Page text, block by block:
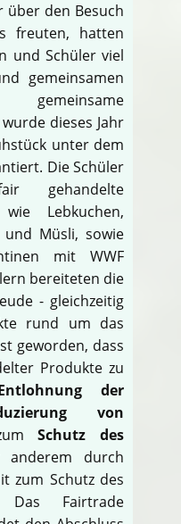
über den Besuch
freuten, hatten
und Schüler viel
gemeinsamen
dieses Jahr
unter dem
Die Schüler
gehandelte
wie Lebkuchen,
und Müsli, sowie
mit WWF
bereiteten die
- gleichzeitig
rund um das
geworden, dass
Produkte zu
der
von
Schutz des
durch
zum Schutz des
Das Fairtrade